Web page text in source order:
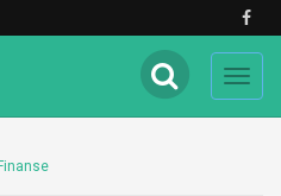
Finanse